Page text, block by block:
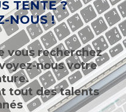
TENTE ?
NOUS !
vous recherchez
nous votre
tout des talents